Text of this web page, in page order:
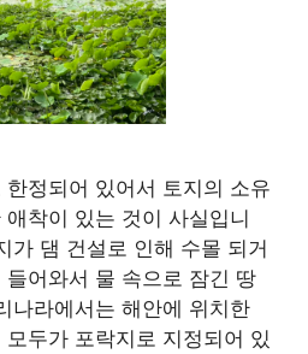
정되어 있어서 토지의 소유
착이 있는 것이 사실입니
가 댐 건설로 인해 수몰 되거
어와서 물 속으로 잠긴 땅
나라에서는 해안에 위치한
두가 포락지로 지정되어 있